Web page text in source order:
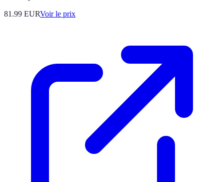
81.99 EURVoir le prix